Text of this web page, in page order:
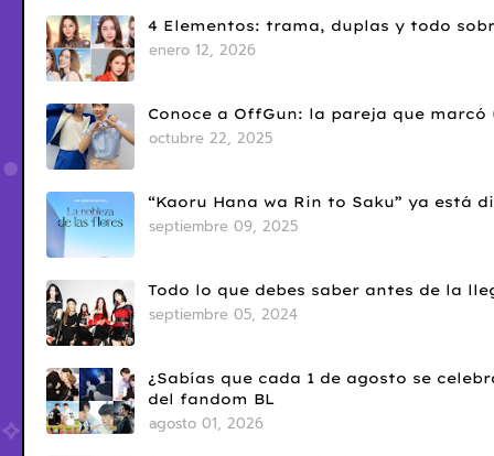
4 Elementos: trama, duplas y todo
enero 12, 2026
Conoce a OffGun: la pareja que
octubre 22, 2025
“Kaoru Hana wa Rin to Saku” ya está
septiembre 09, 2025
Todo lo que debes saber antes de la
septiembre 05, 2024
¿Sabías que cada 1 de agosto se
del fandom BL
agosto 01, 2026